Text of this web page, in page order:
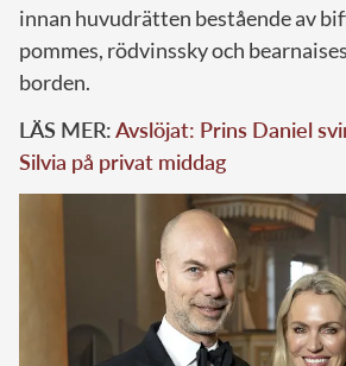
innan huvudrätten bestående av
pommes, rödvinssky och
borden.
LÄS MER:Avslöjat: Prins Daniel
Silvia på privat middag